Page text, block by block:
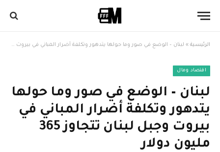
الرئيسية » لبنان – الوضع في صور وما حولها يتدهور وتكلفة أضرار المباني في بيروت وجبل لبنان تتجاوز 365 مليون دولار
اقتصاد ومال
لبنان – الوضع في صور وما حولها
يتدهور وتكلفة أضرار المباني في
بيروت وجبل لبنان تتجاوز 365
مليون دولار